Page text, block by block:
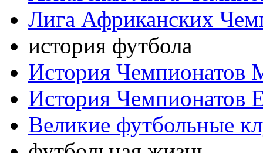
Лига Африканских
история футбола
История Чемпионатов
История Чемпионатов
Великие футбольные